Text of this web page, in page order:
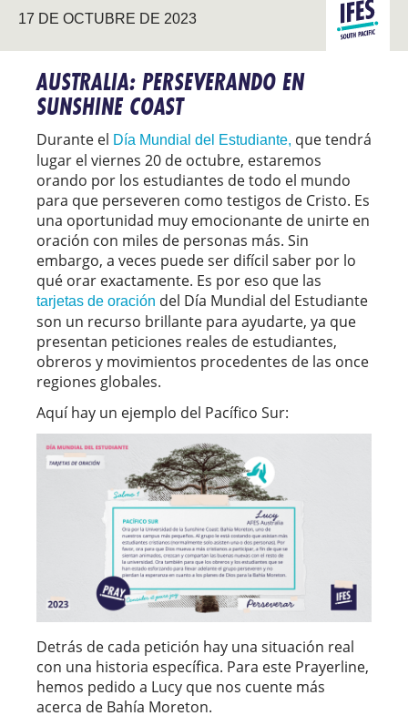
17 DE OCTUBRE DE 2023
PACÍFICO
SUR
AUSTRALIA: PERSEVERANDO EN
SUNSHINE COAST
Durante el Día Mundial del Estudiante, que tendrá
lugar el viernes 20 de octubre, estaremos
orando por los estudiantes de todo el mundo
para que perseveren como testigos de Cristo. Es
una oportunidad muy emocionante de unirte en
oración con miles de personas más. Sin
embargo, a veces puede ser difícil saber por lo
qué orar exactamente. Es por eso que las
tarjetas de oración del Día Mundial del Estudiante
son un recurso brillante para ayudarte, ya que
presentan peticiones reales de estudiantes,
obreros y movimientos procedentes de las once
regiones globales.
Aquí hay un ejemplo del Pacífico Sur:
Detrás de cada petición hay una situación real
con una historia específica. Para este Prayerline,
hemos pedido a Lucy que nos cuente más
acerca de Bahía Moreton.